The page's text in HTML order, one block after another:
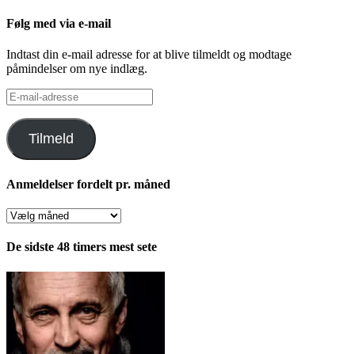
Følg med via e-mail
Indtast din e-mail adresse for at blive tilmeldt og modtage
påmindelser om nye indlæg.
E-
mail-
adresse
Tilmeld
Anmeldelser fordelt pr. måned
Anmeldelser
pr.
De sidste 48 timers mest sete